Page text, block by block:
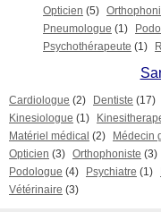
Opticien (5)
Pneumologue (1)
Psychothérapeute (1)
Cardiologue (2) Dentiste (17)
Kinesiologue (1)
Matériel médical (2) Médecin
Opticien (3) Orthophoniste (3)
Podologue (4) Psychiatre (1)
Vétérinaire (3)